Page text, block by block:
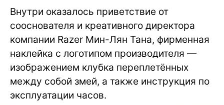
Внутри оказалось приветствие от
сооснователя и креативного директора
компании Razer Мин-Лян Тана, фирменная
наклейка с логотипом производителя —
изображением клубка переплетённых
между собой змей, а также инструкция по
эксплуатации часов.